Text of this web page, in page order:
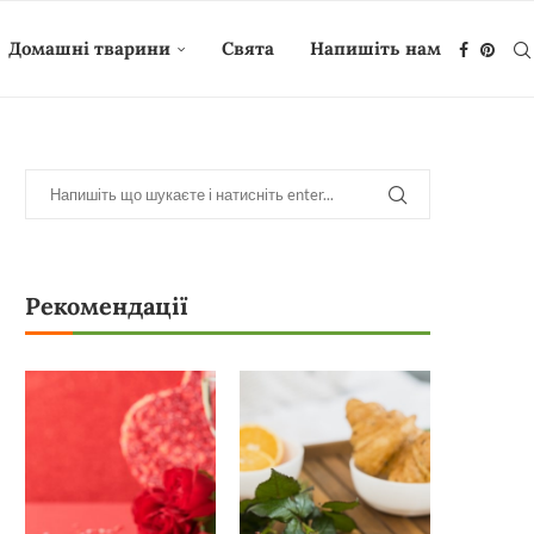
Домашні тварини Свята Напишіть нам
Рекомендації